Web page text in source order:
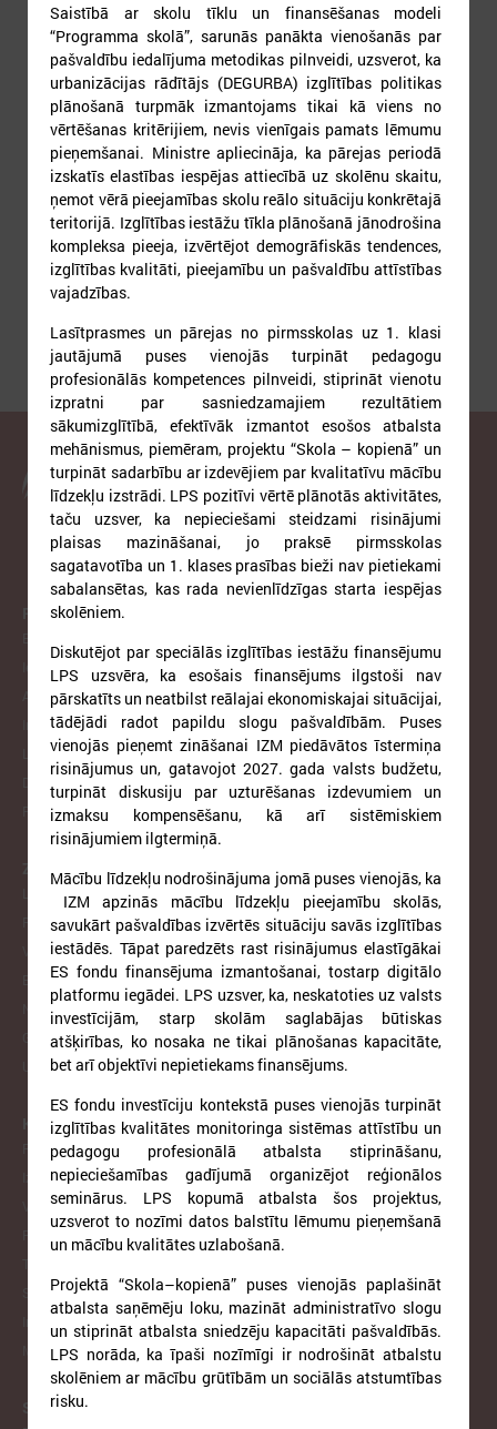
31
Saistībā ar skolu tīklu un finansēšanas modeli
“Programma skolā”, sarunās panākta vienošanās par
pašvaldību iedalījuma metodikas pilnveidi, uzsverot, ka
urbanizācijas rādītājs (DEGURBA) izglītības politikas
plānošanā turpmāk izmantojams tikai kā viens no
vērtēšanas kritērijiem, nevis vienīgais pamats lēmumu
pieņemšanai. Ministre apliecināja, ka pārejas periodā
izskatīs elastības iespējas attiecībā uz skolēnu skaitu,
ņemot vērā pieejamības skolu reālo situāciju konkrētajā
teritorijā. Izglītības iestāžu tīkla plānošanā jānodrošina
kompleksa pieeja, izvērtējot demogrāfiskās tendences,
izglītības kvalitāti, pieejamību un pašvaldību attīstības
vajadzības.
Lasītprasmes un pārejas no pirmsskolas uz 1. klasi
jautājumā puses vienojās turpināt pedagogu
profesionālās kompetences pilnveidi, stiprināt vienotu
izpratni par sasniedzamajiem rezultātiem
sākumizglītībā, efektīvāk izmantot esošos atbalsta
mehānismus, piemēram, projektu “Skola – kopienā” un
turpināt sadarbību ar izdevējiem par kvalitatīvu mācību
līdzekļu izstrādi. LPS pozitīvi vērtē plānotās aktivitātes,
taču uzsver, ka nepieciešami steidzami risinājumi
plaisas mazināšanai, jo praksē pirmsskolas
sagatavotība un 1. klases prasības bieži nav pietiekami
sabalansētas, kas rada nevienlīdzīgas starta iespējas
skolēniem.
Diskutējot par speciālās izglītības iestāžu finansējumu
LPS uzsvēra, ka esošais finansējums ilgstoši nav
pārskatīts un neatbilst reālajai ekonomiskajai situācijai,
tādējādi radot papildu slogu pašvaldībām. Puses
vienojās pieņemt zināšanai IZM piedāvātos īstermiņa
risinājumus un, gatavojot 2027. gada valsts budžetu,
turpināt diskusiju par uzturēšanas izdevumiem un
izmaksu kompensēšanu, kā arī sistēmiskiem
risinājumiem ilgtermiņā.
Mācību līdzekļu nodrošinājuma jomā puses vienojās, ka
IZM apzinās mācību līdzekļu pieejamību skolās,
savukārt pašvaldības izvērtēs situāciju savās izglītības
iestādēs. Tāpat paredzēts rast risinājumus elastīgākai
ES fondu finansējuma izmantošanai, tostarp digitālo
platformu iegādei. LPS uzsver, ka, neskatoties uz valsts
investīcijām, starp skolām saglabājas būtiskas
atšķirības, ko nosaka ne tikai plānošanas kapacitāte,
bet arī objektīvi nepietiekams finansējums.
ES fondu investīciju kontekstā puses vienojās turpināt
izglītības kvalitātes monitoringa sistēmas attīstību un
pedagogu profesionālā atbalsta stiprināšanu,
nepieciešamības gadījumā organizējot reģionālos
seminārus. LPS kopumā atbalsta šos projektus,
uzsverot to nozīmi datos balstītu lēmumu pieņemšanā
un mācību kvalitātes uzlabošanā.
Projektā “Skola–kopienā” puses vienojās paplašināt
atbalsta saņēmēju loku, mazināt administratīvo slogu
un stiprināt atbalsta sniedzēju kapacitāti pašvaldībās.
LPS norāda, ka īpaši nozīmīgi ir nodrošināt atbalstu
skolēniem ar mācību grūtībām un sociālās atstumtības
risku.
Latvijas Pašvaldību savienība
PAR LPS
Iepirkumi
Atzinumi
Infologs
LPS un MK sarunu protokoli
Dokumenti lejupielādei
Pakalpojumi
ZIŅAS
Pašvaldībās
Valsts pārvaldē
Eiropā un Pasaulē
Notikumu kalendārs
Galerijas
Ukraina
KOMITEJAS
Finanšu un ekonomikas komiteja
Izglītības un kultūras komiteja
Veselības un sociālo jautājumu komiteja
Reģionālās attīstības un sadarbības komiteja
Sporta jautājumu apakškomiteja
Informātikas jautājumu apakškomiteja
Mājokļu jautājumu apakškomiteja
STARPTAUTISKĀ SADARBĪBA